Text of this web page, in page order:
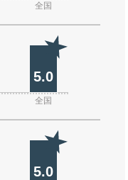
全国
5.0
全国
5.0